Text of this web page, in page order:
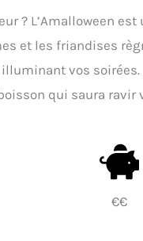
? L’Amalloween est
et les friandises
vos soirées.
qui saura ravir
€€